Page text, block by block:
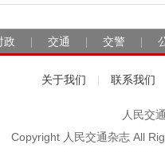
政 交通 交警
关于我们 联系我们
人民交
Copyright 人民交通杂志 All